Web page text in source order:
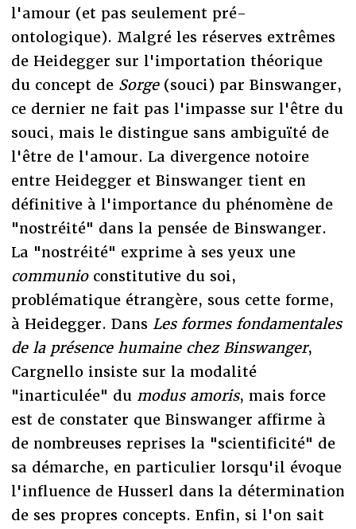
l'amour (et pas seulement pré-
ontologique). Malgré les réserves extrêmes
de Heidegger sur l'importation théorique
du concept de Sorge(souci) par Binswanger,
ce dernier ne fait pas l'impasse sur l'être du
souci, mais le distingue sans ambiguïté de
l'être de l'amour. La divergence notoire
entre Heidegger et Binswanger tient en
définitive à l'importance du phénomène de
"nostréité" dans la pensée de Binswanger.
La "nostréité" exprime à ses yeux une
communioconstitutive du soi,
problématique étrangère, sous cette forme,
à Heidegger. Dans Les formes fondamentales
de la présence humaine chez Binswanger,
Cargnello insiste sur la modalité
"inarticulée" du modus amoris, mais force
est de constater que Binswanger affirme à
de nombreuses reprises la "scientificité" de
sa démarche, en particulier lorsqu'il évoque
l'influence de Husserl dans la détermination
de ses propres concepts. Enfin, si l'on sait